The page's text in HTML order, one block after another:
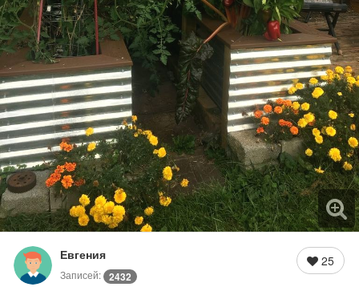
Евгения
Записей: 2432
25